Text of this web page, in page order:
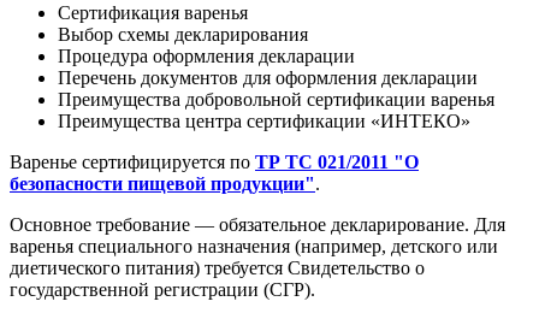
Сертификация варенья
Выбор схемы декларирования
Процедура оформления декларации
Перечень документов для оформления декларации
Преимущества добровольной сертификации варенья
Преимущества центра сертификации «ИНТЕКО»
Варенье сертифицируется по ТР ТС 021/2011 "О
безопасности пищевой продукции".
Основное требование — обязательное декларирование. Для
варенья специального назначения (например, детского или
диетического питания) требуется Свидетельство о
государственной регистрации (СГР).